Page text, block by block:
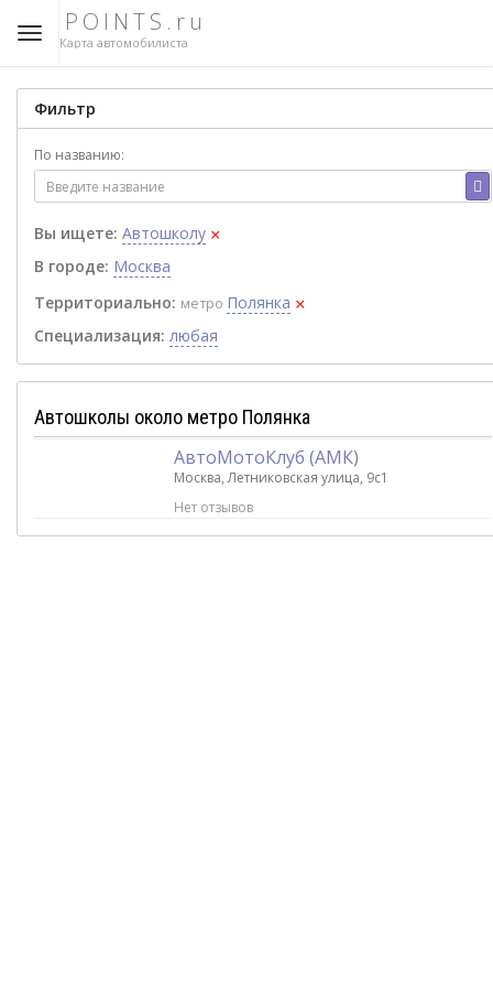
POINTS.ru
Карта автомобилиста
Фильтр
По названию:
Вы ищете: Автошколу ×
В городе: Москва
Территориально: метро Полянка ×
Специализация: любая
Автошколы около метро Полянка
АвтоМотоКлуб (АМК)
Москва, Летниковская улица, 9с1
Нет отзывов